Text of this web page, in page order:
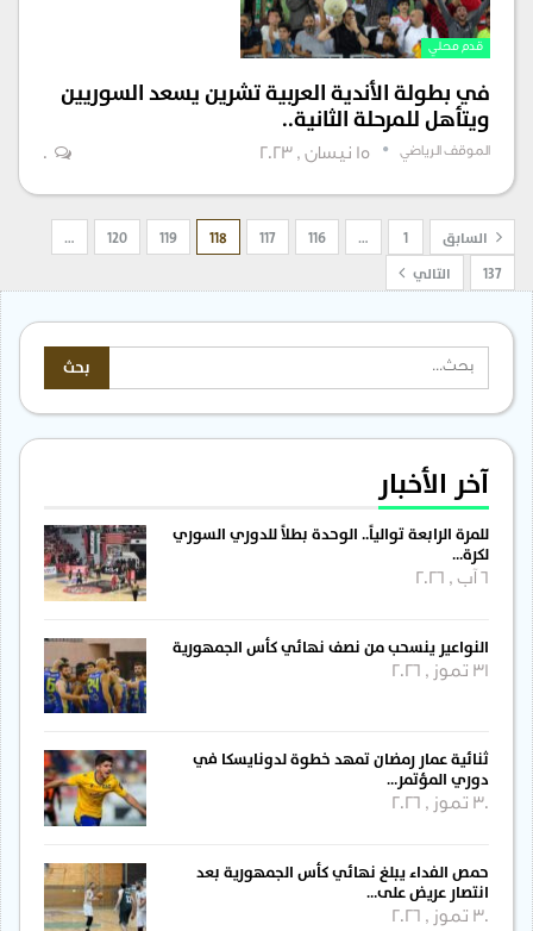
قدم محلي
في بطولة الأندية العربية تشرين يسعد السوريين
ويتأهل للمرحلة الثانية..
الموقف الرياضي 15 نيسان , 2023 0
السابق 116
117
118
119
120
137
التالي
آخر الأخبار
للمرة الرابعة توالياً.. الوحدة بطلاً للدوري السوري
لكرة…
النواعير ينسحب من نصف نهائي كأس الجمهورية
31 تموز , 2026
ثنائية عمار رمضان تمهد خطوة لدونايسكا في
دوري المؤتمر…
30 تموز , 2026
حمص الفداء يبلغ نهائي كأس الجمهورية بعد
انتصار عريض على…
30 تموز , 2026